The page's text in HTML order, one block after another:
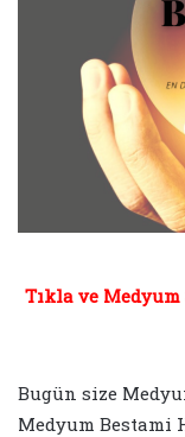
Tıkla ve Medyum
Bugün size
Medyum Bestami